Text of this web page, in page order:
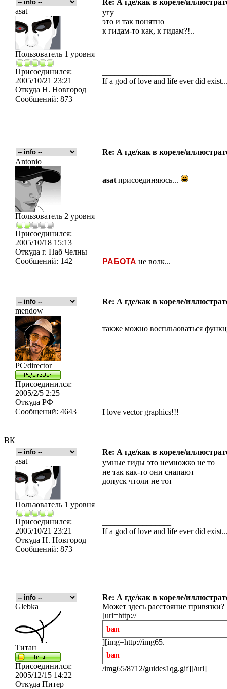
ВК
Re: А где/как в кореле/
asat
Пользователь 1 уровня
Присоединился:
2005/10/21 23:21
Откуда Н. Новгород
Сообщений: 873
угу
это и так понятно
к гидам-то как, к гидам?!..
If a god of love and life ever did
Re: А где/как в кореле/
Antonio
Пользователь 2 уровня
Присоединился:
2005/10/18 15:13
Откуда г. Наб Челны
Сообщений: 142
asat присоединяюсь...
РАБОТА не волк...
Re: А где/как в кореле/
mendow
PC/director
Присоединился:
2005/2/5 2:25
Откуда РФ
Сообщений: 4643
также можно воспльзоваться
I love vector graphics!!!
Re: А где/как в кореле/
asat
Пользователь 1 уровня
Присоединился:
2005/10/21 23:21
Откуда Н. Новгород
Сообщений: 873
умные гиды это немножко не то
не так как-то они снапают
допуск чтоли не тот
If a god of love and life ever did
Re: А где/как в кореле/
Glebka
Титан
Присоединился:
2005/12/15 14:22
Откуда Питер
Может здесь расстояние привязки?
[url=http://
ban
][img=http://img65.
ban
/img65/8712/guides1qg.gif][/url]